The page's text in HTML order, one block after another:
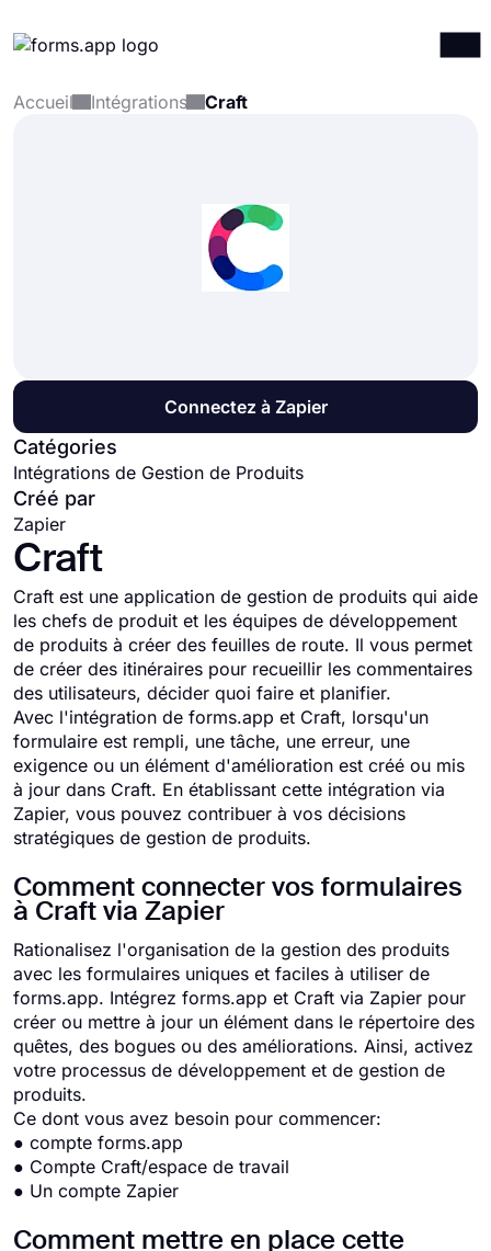
Produits
Accueil Intégrations Craft
Connectez à Zapier
Catégories
Intégrations de Gestion de Produits
Créé par
Zapier
Craft
Craft est une application de gestion de produits qui aide
les chefs de produit et les équipes de développement
de produits à créer des feuilles de route. Il vous permet
de créer des itinéraires pour recueillir les commentaires
des utilisateurs, décider quoi faire et planifier.
Avec l'intégration de forms.app et Craft, lorsqu'un
formulaire est rempli, une tâche, une erreur, une
exigence ou un élément d'amélioration est créé ou mis
à jour dans Craft. En établissant cette intégration via
Zapier, vous pouvez contribuer à vos décisions
stratégiques de gestion de produits.
Comment connecter vos formulaires
à Craft via Zapier
Rationalisez l'organisation de la gestion des produits
avec les formulaires uniques et faciles à utiliser de
forms.app. Intégrez forms.app et Craft via Zapier pour
créer ou mettre à jour un élément dans le répertoire des
quêtes, des bogues ou des améliorations. Ainsi, activez
votre processus de développement et de gestion de
produits.
Ce dont vous avez besoin pour commencer:
● compte forms.app
● Compte Craft/espace de travail
● Un compte Zapier
Comment mettre en place cette